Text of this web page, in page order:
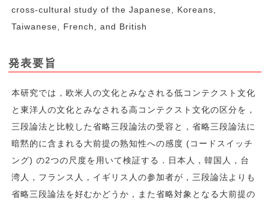
cross-cultural study of the Japanese, Koreans,
Taiwanese, French, and British
発表要旨
本研究では，欧米人の文化とみなされる低コンテクスト文化
と東洋人の文化とみなされる高コンテクスト文化の区分を，
三段論法と比較した省略三段論法の受容と，省略三段論法に
暗黙的に含まれる大前提の熟知性への感度 (コードスイッチ
ング) の2つの尺度を用いて検証する．日本人，韓国人，台
湾人，フランス人，イギリス人の参加者が，三段論法よりも
省略三段論法を好むかどうか，また省略対象となる大前提の